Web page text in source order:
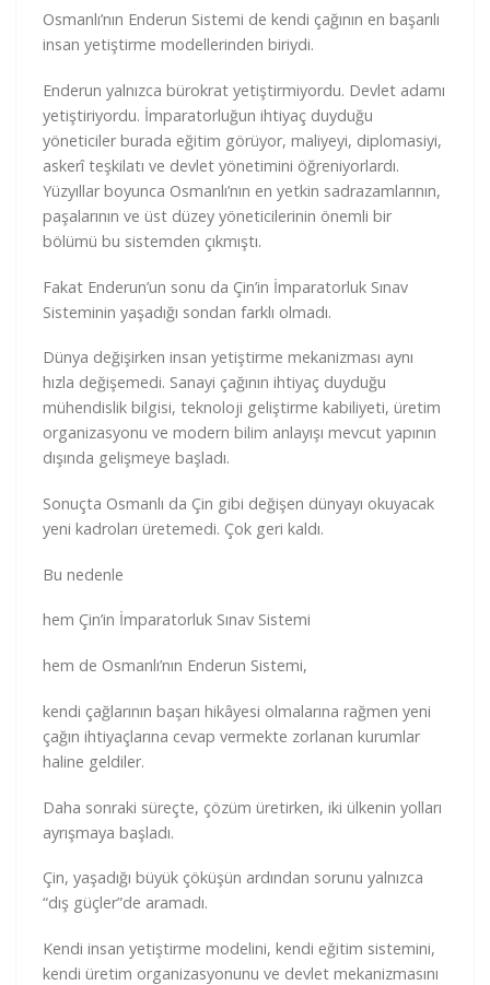
Osmanlı’nın Enderun Sistemi de kendi çağının en başarılı
insan yetiştirme modellerinden biriydi.
Enderun yalnızca bürokrat yetiştirmiyordu. Devlet adamı
yetiştiriyordu. İmparatorluğun ihtiyaç duyduğu
yöneticiler burada eğitim görüyor, maliyeyi, diplomasiyi,
askerî teşkilatı ve devlet yönetimini öğreniyorlardı.
Yüzyıllar boyunca Osmanlı’nın en yetkin sadrazamlarının,
paşalarının ve üst düzey yöneticilerinin önemli bir
bölümü bu sistemden çıkmıştı.
Fakat Enderun’un sonu da Çin’in İmparatorluk Sınav
Sisteminin yaşadığı sondan farklı olmadı.
Dünya değişirken insan yetiştirme mekanizması aynı
hızla değişemedi. Sanayi çağının ihtiyaç duyduğu
mühendislik bilgisi, teknoloji geliştirme kabiliyeti, üretim
organizasyonu ve modern bilim anlayışı mevcut yapının
dışında gelişmeye başladı.
Sonuçta Osmanlı da Çin gibi değişen dünyayı okuyacak
yeni kadroları üretemedi. Çok geri kaldı.
Bu nedenle
hem Çin’in İmparatorluk Sınav Sistemi
hem de Osmanlı’nın Enderun Sistemi,
kendi çağlarının başarı hikâyesi olmalarına rağmen yeni
çağın ihtiyaçlarına cevap vermekte zorlanan kurumlar
haline geldiler.
Daha sonraki süreçte, çözüm üretirken, iki ülkenin yolları
ayrışmaya başladı.
Çin, yaşadığı büyük çöküşün ardından sorunu yalnızca
“dış güçler”de aramadı.
Kendi insan yetiştirme modelini, kendi eğitim sistemini,
kendi üretim organizasyonunu ve devlet mekanizmasını